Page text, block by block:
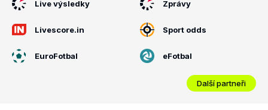
Live výsledky Zprávy
Livescore.in Sport odds
EuroFotbal eFotbal
Další partneři